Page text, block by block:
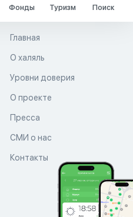
Фонды Туризм Поиск
Главная
О халяль
Уровни доверия
О проекте
Пресса
СМИ о нас
Контакты